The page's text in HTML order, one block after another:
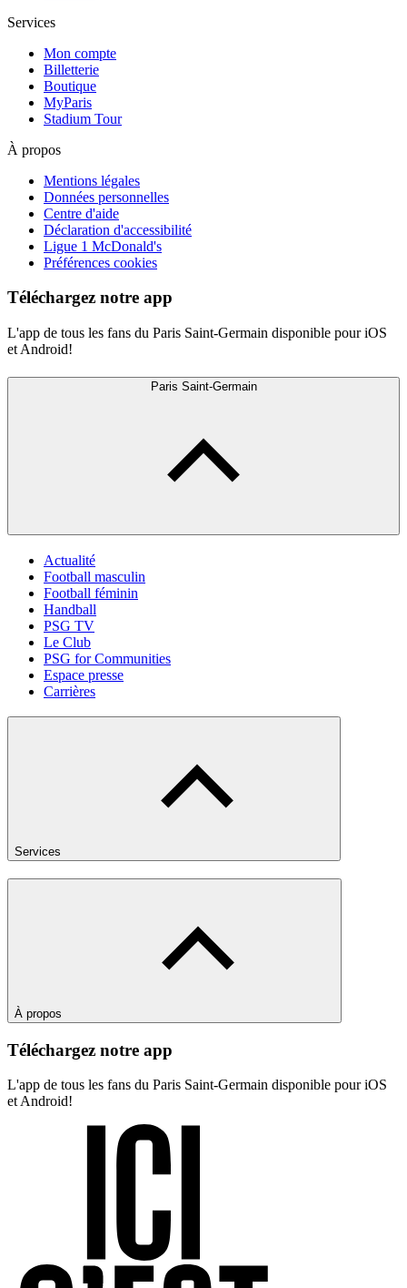
Services
Mon compte
Billetterie
Boutique
MyParis
Stadium Tour
À propos
Mentions légales
Données personnelles
Centre d'aide
Déclaration d'accessibilité
Ligue 1 McDonald's
Préférences cookies
Téléchargez notre app
L'app de tous les fans du Paris Saint-Germain disponible pour iOS
et Android!
Paris Saint-Germain
Actualité
Football masculin
Football féminin
Handball
PSG TV
Le Club
PSG for Communities
Espace presse
Carrières
Services
À propos
Téléchargez notre app
L'app de tous les fans du Paris Saint-Germain disponible pour iOS
et Android!